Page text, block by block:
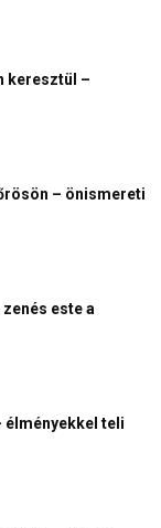
keresztül –
– önismereti
este a
élményekkel teli